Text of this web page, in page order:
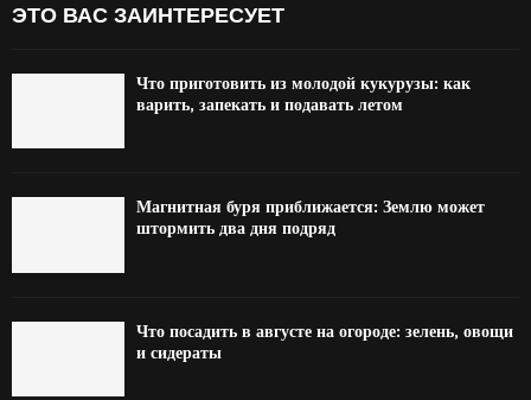
ЭТО ВАС ЗАИНТЕРЕСУЕТ
Что приготовить из молодой кукурузы: как
варить, запекать и подавать летом
Магнитная буря приближается: Землю может
штормить два дня подряд
Что посадить в августе на огороде: зелень, овощи
и сидераты